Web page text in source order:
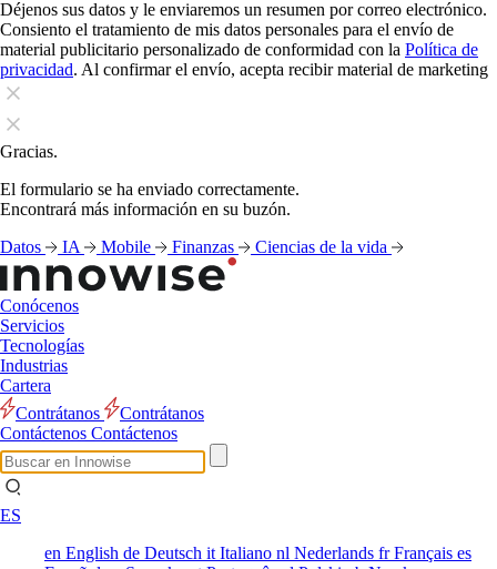
Déjenos sus datos y le enviaremos un resumen por correo electrónico.
Consiento el tratamiento de mis datos personales para el envío de
material publicitario personalizado de conformidad con la Política de
privacidad. Al confirmar el envío, acepta recibir material de marketing
Gracias.
El formulario se ha enviado correctamente.
Encontrará más información en su buzón.
Datos
IA Mobile Finanzas Ciencias de la vida
Conócenos
Servicios
Tecnologías
Industrias
Cartera
Contrátanos
Contrátanos
Contáctenos Contáctenos
ES
en English de Deutsch it Italiano nl Nederlands frFrançais es